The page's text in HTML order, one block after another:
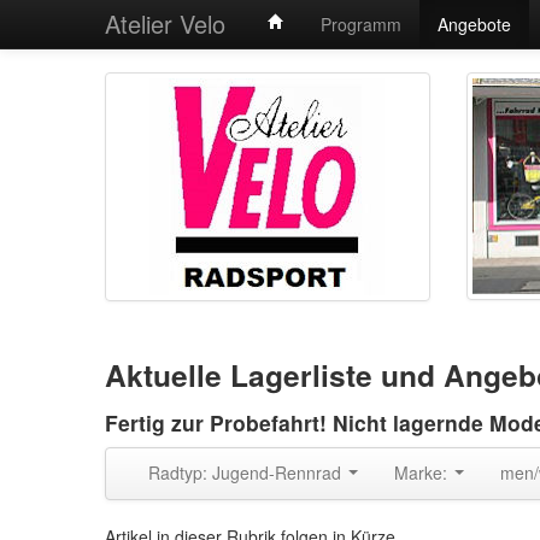
Atelier Velo Programm Angebote
Aktuelle Lagerliste und
Fertig zur Probefahrt! Nicht lagernde
Radtyp: Jugend-Rennrad Marke: